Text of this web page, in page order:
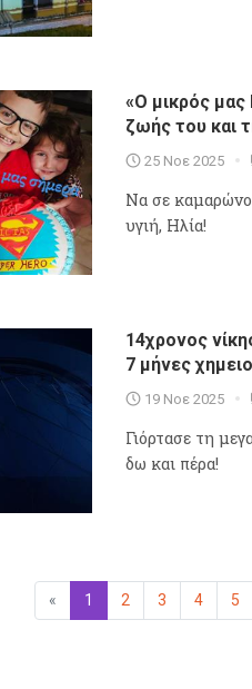
«O μικρός
ζωής του και
25 Νοε 2025
Να σε
υγιή, Ηλία!
14χρονος
7 μήνες
19 Νοε 2025
Γιόρτασε τη
δω και πέρα!
« Προηγούμενη
1 (επιλεγμένη)
2 3 4 5